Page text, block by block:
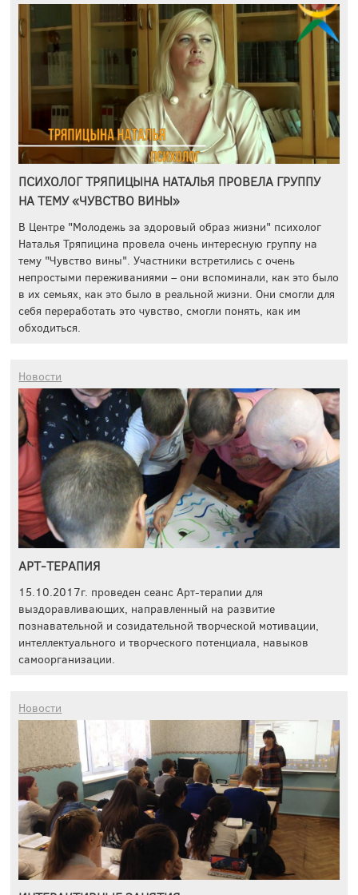
ПСИХОЛОГ ТРЯПИЦЫНА НАТАЛЬЯ ПРОВЕЛА ГРУППУ
НА ТЕМУ «ЧУВСТВО ВИНЫ»
В Центре "Молодежь за здоровый образ жизни" психолог
Наталья Тряпицина провела очень интересную группу на
тему "Чувство вины". Участники встретились с очень
непростыми переживаниями – они вспоминали, как это было
в их семьях, как это было в реальной жизни. Они смогли для
себя переработать это чувство, смогли понять, как им
обходиться.
Новости
АРТ-ТЕРАПИЯ
15.10.2017г. проведен сеанс Арт-терапии для
выздоравливающих, направленный на развитие
познавательной и созидательной творческой мотивации,
интеллектуального и творческого потенциала, навыков
самоорганизации.
Новости